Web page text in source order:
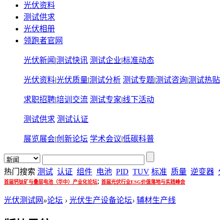
光伏资料
测试供求
光伏相册
领跑者官网
光伏新闻 |测试快讯 测试企业|标准动态
光伏资料|光伏质量|测试分析 测试专题|测试咨询|测试热贴
求职招聘|培训交流 测试专家|线下活动
测试供求 测试认证
展览展会|创新论坛 学术会议|低碳科普
热门搜索 测试 认证 组件 电池 PID TUV 标准 质量 逆变器
首届钙钛矿与叠层电池（华中）产业化论坛; 首届光伏行业ESG价值落地与实践峰会
光伏测试网 »论坛 › 光伏生产设备论坛› 辅材生产线